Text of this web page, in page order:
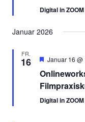
Digital in ZOOM
Januar 2026
FR.
16 Empfohlen
Januar 16 @
Digital in ZOOM